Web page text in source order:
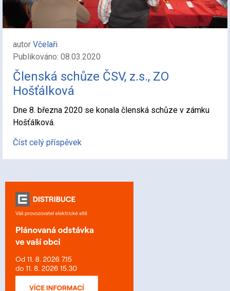
autor Včelaři
Publikováno: 08.03.2020
Členská schůze ČSV, z.s., ZO
Hošťálková
Dne 8. března 2020 se konala členská schůze v zámku
Hošťálková.
Číst celý příspěvek